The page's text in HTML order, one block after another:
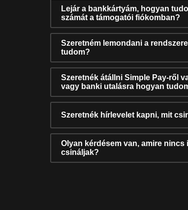
Lejár a bankkártyám, hogyan
számát a támogatói fiókomban?
Szeretném lemondani a
tudom?
Szeretnék átállni Simple Pay-ről
vagy banki utalásra hogyan
Szeretnék hírlevelet kapni, mit
Olyan kérdésem van, amire nincs
csináljak?